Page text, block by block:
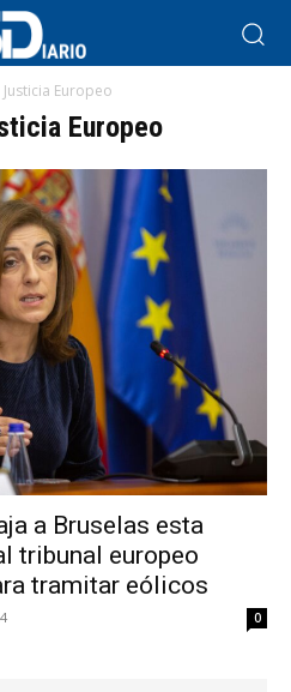
Europeo
Europeo
a Bruselas esta
tribunal europeo
tramitar eólicos
0